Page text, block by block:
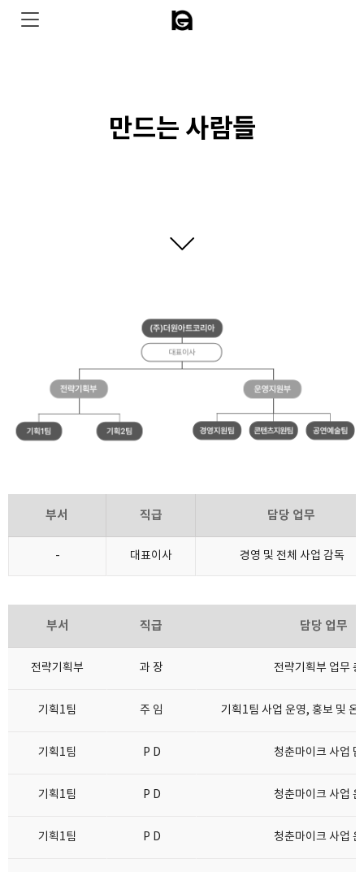
만드는 사람들
부서 직급 담당 업무
경영 및 전체 사업 감독
- 대표이사
부서 직급 담당 업무
전략기획부 업무
전략기획부 과 장
기획1팀 사업 운영, 홍보 및 온
기획1팀 주 임
청춘마이크 사업
기획1팀 P D
청춘마이크 사업
기획1팀 P D
청춘마이크 사업
기획1팀 P D